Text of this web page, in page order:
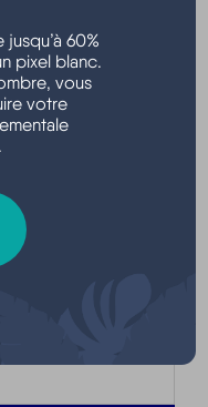
60%
pixel blanc.
vous
votre